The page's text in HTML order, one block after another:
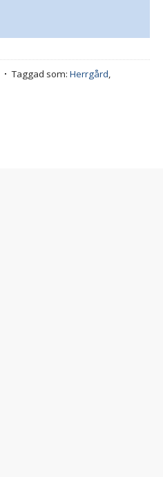
Taggad som: Herrgård,